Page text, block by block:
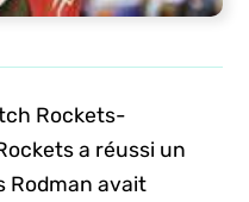
Rockets-
a réussi un
Rodman avait